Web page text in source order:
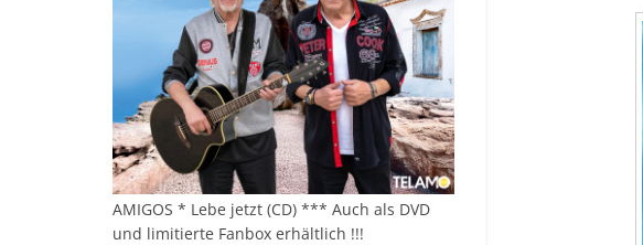
AMIGOS * Lebe jetzt (CD) *** Auch als DVD
und limitierte Fanbox erhältlich !!!